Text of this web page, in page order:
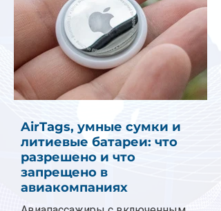
AirTags, умные сумки и
литиевые батареи: что
разрешено и что
запрещено в
авиакомпаниях